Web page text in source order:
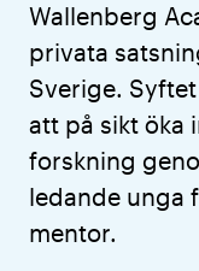
Wallenberg
privata
Sverige.
att på sikt öka
forskning
ledande unga
mentor.